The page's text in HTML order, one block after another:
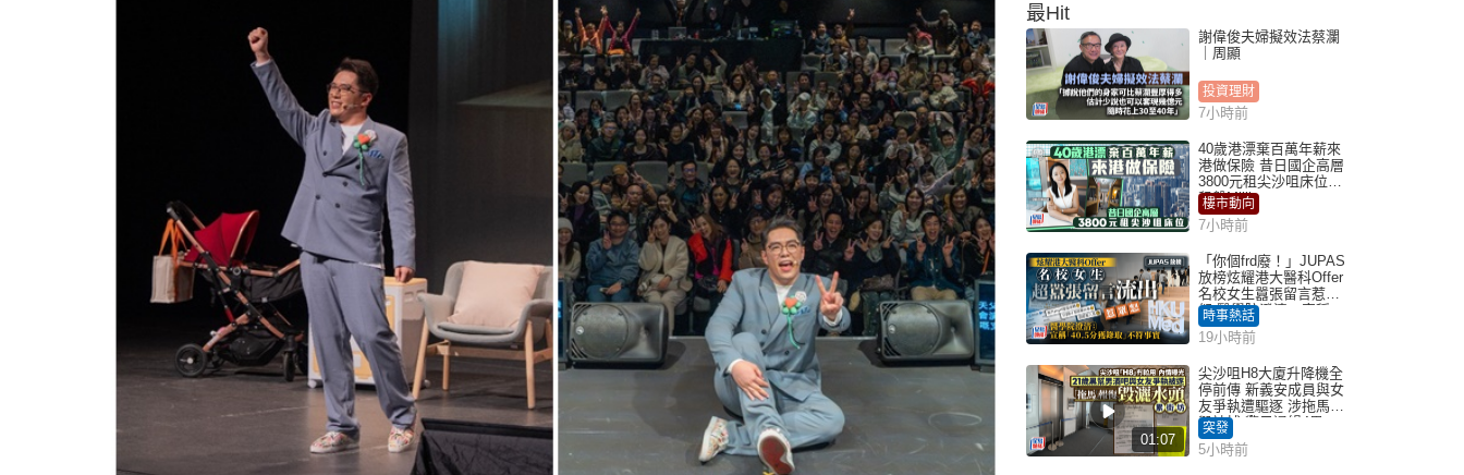
最Hit
謝偉俊夫婦擬效法蔡瀾
｜周顯
投資理財
7小時前
40歲港漂棄百萬年薪來
港做保險 昔日國企高層
3800元租尖沙咀床位｜
租盤Million
樓市動向
7小時前
「你個frd廢！」JUPAS
放榜炫耀港大醫科Offer
名校女生囂張留言惹眾
怒 醫學院澄清：宣稱
「40.5分獲錄取」不符事
實｜Juicy叮
時事熱話
19小時前
01:07
尖沙咀H8大廈升降機全
停前傳 新義安成員與女
友爭執遭驅逐 涉拖馬刑
毀被捕 警另通緝4男
突發
5小時前